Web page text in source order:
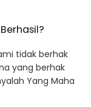
tidak berhak
yang berhak
Yang Maha